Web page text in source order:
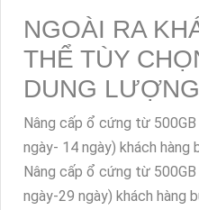
NGOÀI RA
THỂ TÙY
DUNG
Nâng cấp ổ cứng từ
ngày- 14 ngày) khách hàng
Nâng cấp ổ cứng từ
ngày-29 ngày) khách hàng